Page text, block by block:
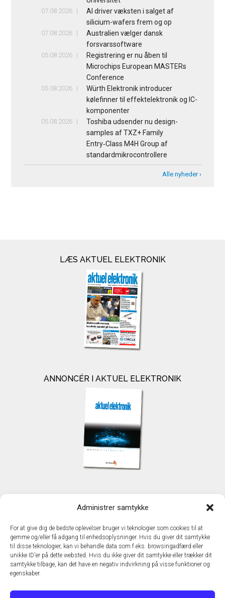
Administrer samtykke
For at give dig de bedste oplevelser bruger vi teknologier som cookies til at
gemme og/eller få adgang til enhedsoplysninger. Hvis du giver dit samtykke
til disse teknologier, kan vi behandle data som f.eks. browsingadfærd eller
unikke ID'er på dette websted. Hvis du ikke giver dit samtykke eller trækker dit
samtykke tilbage, kan det have en negativ indvirkning på visse funktioner og
egenskaber.
07.08.2026
AI driver væksten i salget af
silicium-wafers frem og op
07.08.2026
Australien vælger dansk
forsvarssoftware
05.08.2026
Registrering er nu åben til
Microchips European MASTERs
Conference
05.08.2026
Würth Elektronik introducer
kølefinner til effektelektronik og IC-
komponenter
05.08.2026
Toshiba udsender nu design-
samples af TXZ+ Family
Entry‑Class M4H Group af
standardmikrocontrollere
Alle nyheder ›
LÆS AKTUEL ELEKTRONIK
ANNONCÉR I AKTUEL ELEKTRONIK
TechMedia A/S
DK - 2600 Glostrup
www.techmedia.dk
Telefon: +45 43 24 26 28
E-mail:info@techmedia.dk